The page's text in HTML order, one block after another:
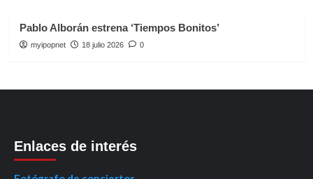
Pablo Alborán estrena ‘Tiempos Bonitos’
myipopnet 18 julio 2026 0
Enlaces de interés